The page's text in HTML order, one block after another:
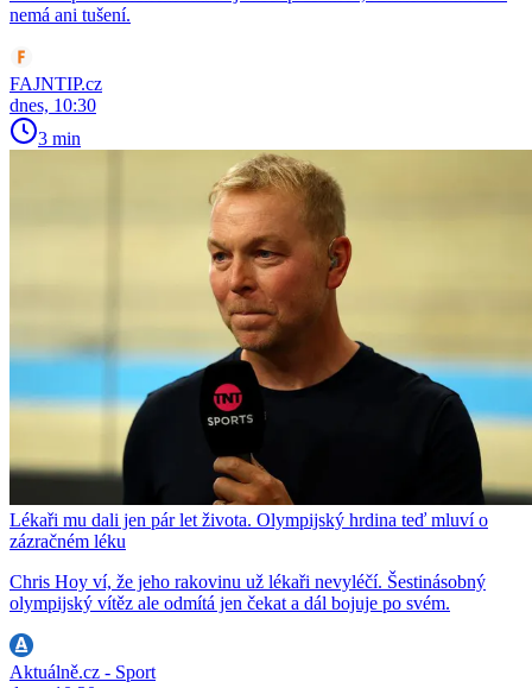
nemá ani tušení.
FAJNTIP.cz
dnes, 10:30
3 min
Lékaři mu dali jen pár let života. Olympijský hrdina teď mluví o
zázračném léku
Chris Hoy ví, že jeho rakovinu už lékaři nevyléčí. Šestinásobný
olympijský vítěz ale odmítá jen čekat a dál bojuje po svém.
Aktuálně.cz - Sport